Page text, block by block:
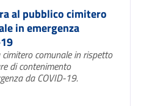
al pubblico cimitero
in emergenza
comunale in rispetto
di contenimento
da COVID-19.